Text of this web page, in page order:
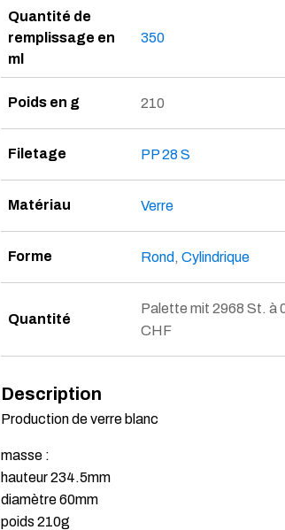
Quantité de
remplissage en
ml
350
Poids en g 210
Filetage PP 28 S
Matériau Verre
Forme Rond , Cylindrique
Quantité
Palette mit 2968 St. à
CHF
Description
Production de verre blanc
masse :
hauteur 234.5mm
diamètre 60mm
poids 210g